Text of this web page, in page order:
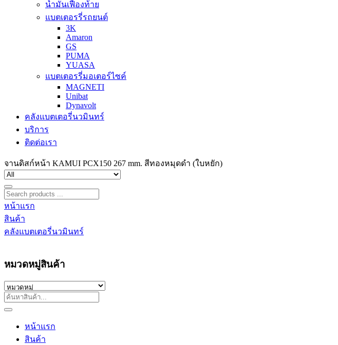
น้ำมันเฟืองท้าย
แบตเตอรรี่รถยนต์
3K
Amaron
GS
PUMA
YUASA
แบตเตอรรี่มอเตอร์ไซค์
MAGNETI
Unibat
Dynavolt
คลังแบตเตอรี่นวมินทร์
บริการ
ติดต่อเรา
จานดิสก์หน้า KAMUI PCX150 267 mm. สีทองหมุดดำ (ใบหยัก)
หน้าแรก
สินค้า
คลังแบตเตอรี่นวมินทร์
หมวดหมู่สินค้า
หน้าแรก
สินค้า